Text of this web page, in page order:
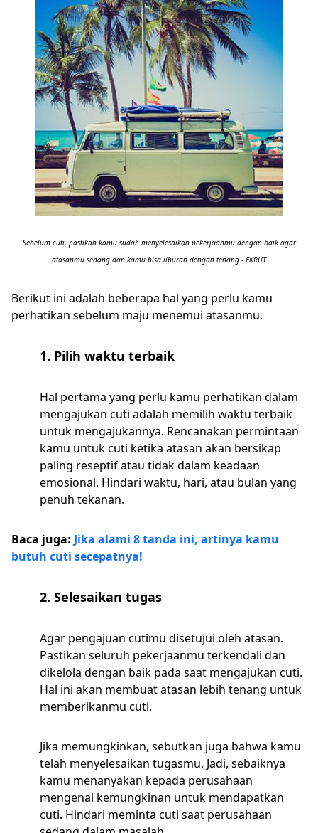
Sebelum cuti, pastikan kamu sudah menyelesaikan pekerjaanmu dengan baik agar
atasanmu senang dan kamu bisa liburan dengan tenang - EKRUT
Berikut ini adalah beberapa hal yang perlu kamu
perhatikan sebelum maju menemui atasanmu.
1. Pilih waktu terbaik
Hal pertama yang perlu kamu perhatikan dalam
mengajukan cuti adalah memilih waktu terbaik
untuk mengajukannya. Rencanakan permintaan
kamu untuk cuti ketika atasan akan bersikap
paling reseptif atau tidak dalam keadaan
emosional. Hindari waktu, hari, atau bulan yang
penuh tekanan.
Baca juga: Jika alami 8 tanda ini, artinya kamu
butuh cuti secepatnya!
2. Selesaikan tugas
Agar pengajuan cutimu disetujui oleh atasan.
Pastikan seluruh pekerjaanmu terkendali dan
dikelola dengan baik pada saat mengajukan cuti.
Hal ini akan membuat atasan lebih tenang untuk
memberikanmu cuti.
Jika memungkinkan, sebutkan juga bahwa kamu
telah menyelesaikan tugasmu. Jadi, sebaiknya
kamu menanyakan kepada perusahaan
mengenai kemungkinan untuk mendapatkan
cuti. Hindari meminta cuti saat perusahaan